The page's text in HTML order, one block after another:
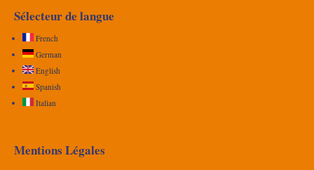
Sélecteur de langue
French
German
English
Spanish
Italian
Mentions Légales